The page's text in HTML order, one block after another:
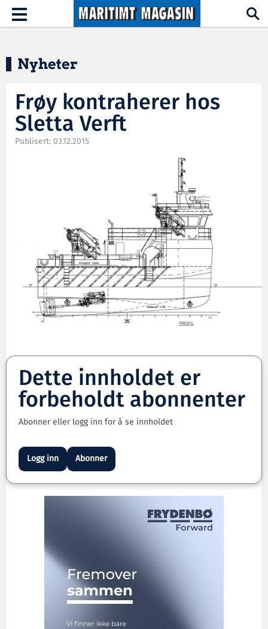
Hopp til hovedinnhold
Toggle
navigation
Nyheter
Frøy kontraherer hos
Sletta Verft
Publisert: 03.12.2015
Dette innholdet er
forbeholdt abonnenter
Abonner eller logg inn for å se innholdet
Logg inn Abonner